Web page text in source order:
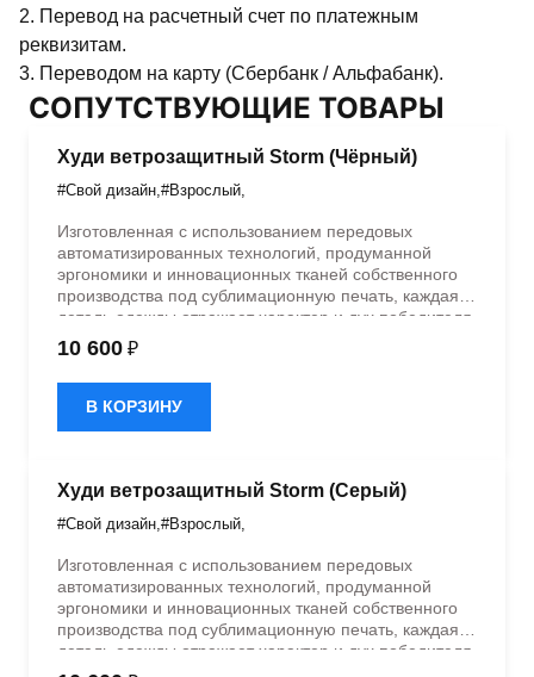
2. Перевод на расчетный счет по платежным
реквизитам.
3. Переводом на карту (Сбербанк / Альфабанк).
СОПУТСТВУЮЩИЕ ТОВАРЫ
Худи ветрозащитный Storm (Чёрный)
#Свой дизайн,#Взрослый,
Изготовленная с использованием передовых
автоматизированных технологий, продуманной
эргономики и инновационных тканей собственного
производства под сублимационную печать, каждая
деталь одежды отражает характер и дух победителя.
В наших лабораториях Cikers мы создаем
спортивную форму, которая воплощает лучшие
спортивные традиции и позволяет чувствовать себя
уверенно на поле и за его пределами. Станьте
10 600 ₽
В КОРЗИНУ
Худи ветрозащитный Storm (Серый)
#Свой дизайн,#Взрослый,
Изготовленная с использованием передовых
автоматизированных технологий, продуманной
эргономики и инновационных тканей собственного
производства под сублимационную печать, каждая
деталь одежды отражает характер и дух победителя.
В наших лабораториях Cikers мы создаем